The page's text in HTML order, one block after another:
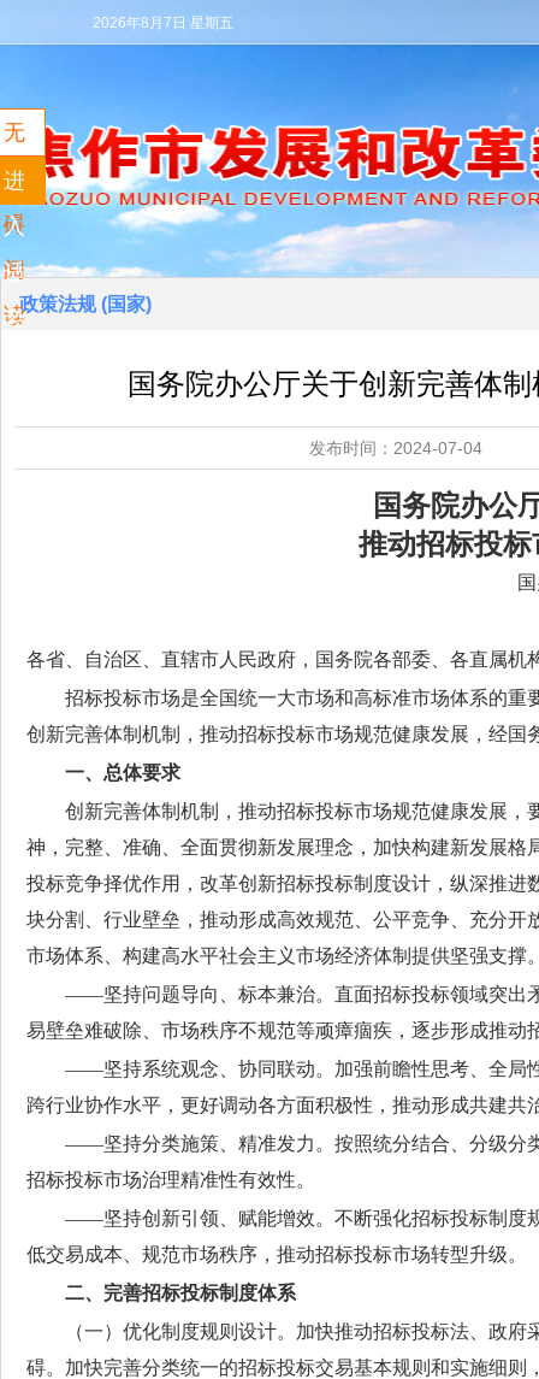
2026年8月7日 星期五
无
障
碍
阅
读
进
入
适
老
政策法规 (国家)
国务院办公厅关于创新完善体
发布时间：2024-07-
国务院办公
推动招标投
各省、自治区、直辖市人民政府，国务院各部委、各直属机
招标投标市场是全国统一大市场和高标准市场体系的
创新完善体制机制，推动招标投标市场规范健康发展，经国
一、总体要求
创新完善体制机制，推动招标投标市场规范健康发展
神，完整、准确、全面贯彻新发展理念，加快构建新发展
投标竞争择优作用，改革创新招标投标制度设计，纵深推
块分割、行业壁垒，推动形成高效规范、公平竞争、充分
市场体系、构建高水平社会主义市场经济体制提供坚强支撑
——坚持问题导向、标本兼治。 直面招标投标领域突出
易壁垒难破除、市场秩序不规范等顽瘴痼疾，逐步形成推动
——坚持系统观念、协同联动。 加强前瞻性思考、全局
跨行业协作水平，更好调动各方面积极性，推动形成共建
——坚持分类施策、精准发力。 按照统分结合、分级分
招标投标市场治理精准性有效性。
——坚持创新引领、赋能增效。 不断强化招标投标制度
低交易成本、规范市场秩序，推动招标投标市场转型升级。
二、完善招标投标制度体系
（一）优化制度规则设计。 加快推动招标投标法、政府
碍。加快完善分类统一的招标投标交易基本规则和实施细